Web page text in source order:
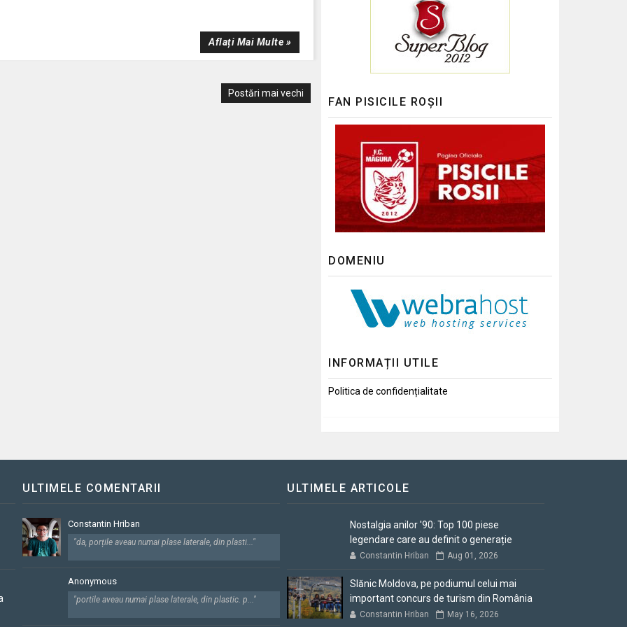
Aflați Mai Multe »
Postări mai vechi
FAN PISICILE ROȘII
DOMENIU
INFORMAȚII UTILE
Politica de confidențialitate
ULTIMELE COMENTARII
Constantin Hriban
"da, porțile aveau numai plase laterale, din plasti..."
Anonymous
"portile aveau numai plase laterale, din plastic. p..."
ULTIMELE ARTICOLE
Nostalgia anilor '90: Top 100 piese
legendare care au definit o generație
Constantin Hriban Aug 01, 2026
Slănic Moldova, pe podiumul celui mai
important concurs de turism din România
Constantin Hriban May 16, 2026